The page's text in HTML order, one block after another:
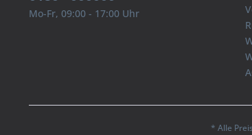
Mo-Fr, 09:00 - 17:00 Uhr
* Alle